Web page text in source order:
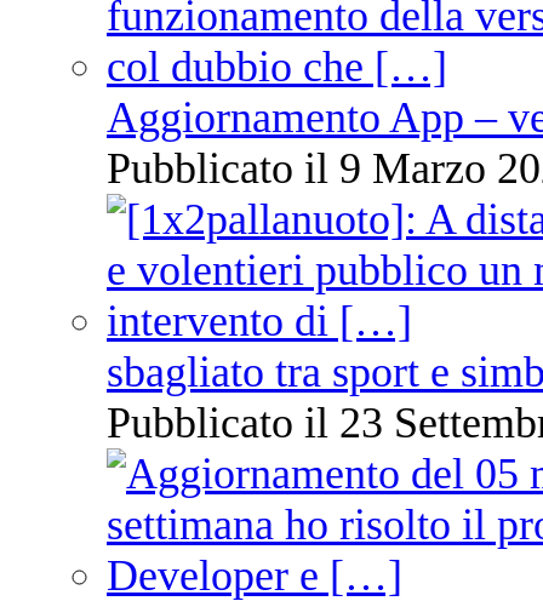
Aggiornamento App –
Pubblicato il 9 Marzo
sbagliato tra sport e
Pubblicato il 23